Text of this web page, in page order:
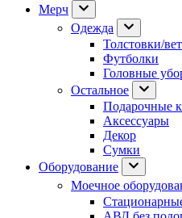
Мерч
Одежда
Толстовки/
Футболки
Головные
Остальное
Подарочные
Аксессуары
Декор
Сумки
Оборудование
Моечное